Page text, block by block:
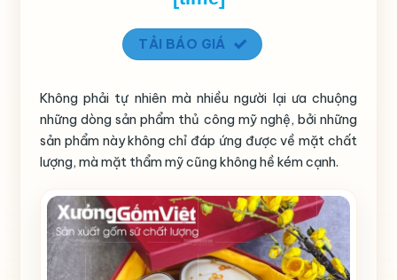
TẢI BÁO GIÁ
Không phải tự nhiên mà nhiều người lại ưa chuộng
những dòng sản phẩm thủ công mỹ nghệ, bởi những
sản phẩm này không chỉ đáp ứng được về mặt chất
lượng, mà mặt thẩm mỹ cũng không hề kém cạnh.